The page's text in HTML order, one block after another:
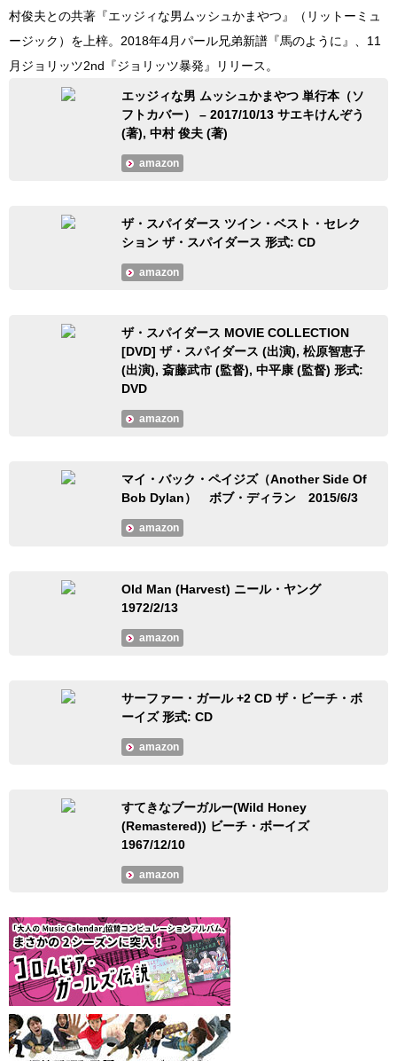
村俊夫との共著『エッジィな男ムッシュかまやつ』（リットーミュ
ージック）を上梓。2018年4月パール兄弟新譜『馬のように』、11
月ジョリッツ2nd『ジョリッツ暴発』リリース。
エッジィな男 ムッシュかまやつ 単行本（ソ
フトカバー） – 2017/10/13 サエキけんぞう
(著), 中村 俊夫 (著)
amazon
ザ・スパイダース ツイン・ベスト・セレク
ション ザ・スパイダース 形式: CD
amazon
ザ・スパイダース MOVIE COLLECTION
[DVD] ザ・スパイダース (出演), 松原智恵子
(出演), 斎藤武市 (監督), 中平康 (監督) 形式:
DVD
amazon
マイ・バック・ペイジズ（Another Side Of
Bob Dylan） ボブ・ディラン 2015/6/3
amazon
Old Man (Harvest) ニール・ヤング
1972/2/13
amazon
サーファー・ガール +2 CD ザ・ビーチ・ボ
ーイズ 形式: CD
amazon
すてきなブーガルー(Wild Honey
(Remastered)) ビーチ・ボーイズ
1967/12/10
amazon